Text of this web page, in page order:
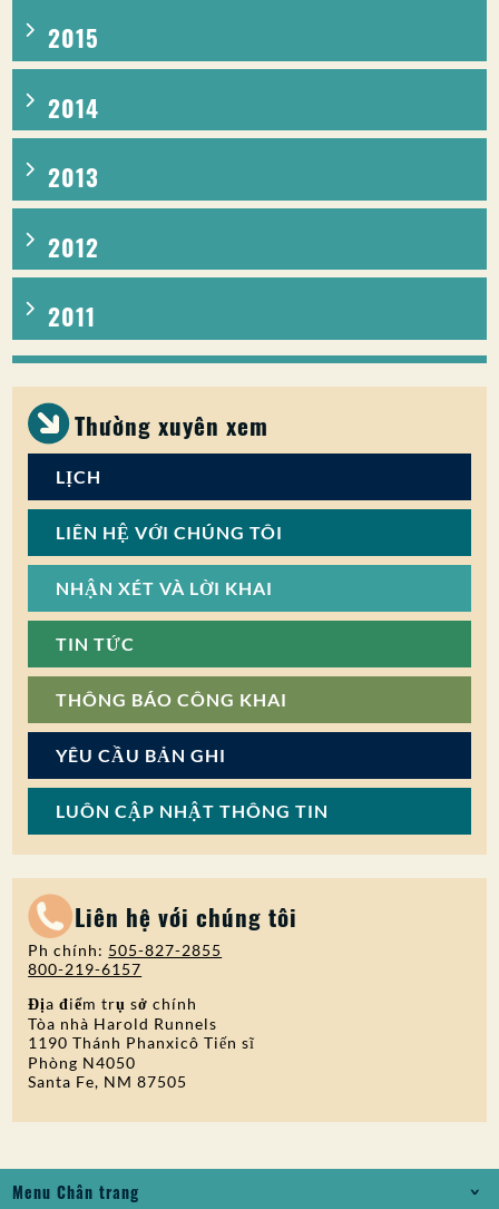
2015
2014
2013
2012
2011
Thường xuyên xem
LỊCH
LIÊN HỆ VỚI CHÚNG TÔI
NHẬN XÉT VÀ LỜI KHAI
TIN TỨC
THÔNG BÁO CÔNG KHAI
YÊU CẦU BẢN GHI
LUÔN CẬP NHẬT THÔNG TIN
Liên hệ với chúng tôi
Ph chính: 505-827-2855
800-219-6157
Địa điểm trụ sở chính
Tòa nhà Harold Runnels
1190 Thánh Phanxicô Tiến sĩ
Phòng N4050
Santa Fe, NM 87505
Menu Chân trang